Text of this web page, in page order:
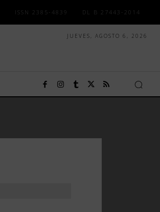
ISSN 2385-4839 DL B 27443-2014
JUEVES, AGOSTO 6, 2026